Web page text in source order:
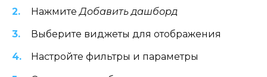
НажмитеДобавить дашборд
Выберите виджеты для отображения
Настройте фильтры и параметры